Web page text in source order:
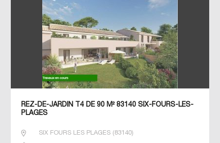
REZ-DE-JARDIN T4 DE 90 M² 83140 SIX-FOURS-LES-
PLAGES
SIX FOURS LES PLAGES(83140)